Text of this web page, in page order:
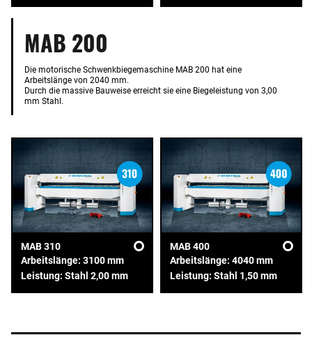
MAB 200
Die motorische Schwenkbiegemaschine MAB 200 hat eine
Arbeitslänge von 2040 mm.
Durch die massive Bauweise erreicht sie eine Biegeleistung von 3,00
mm Stahl.
MAB 310
Arbeitslänge: 3100 mm
Leistung: Stahl 2,00 mm
MAB 400
Arbeitslänge: 4040 mm
Leistung: Stahl 1,50 mm